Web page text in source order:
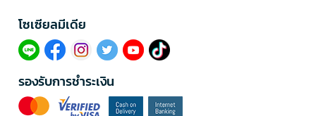
โซเซียลมีเดีย​
รองรับการชำระเงิน